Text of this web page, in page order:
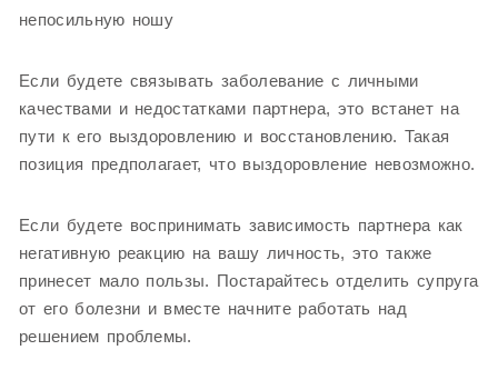
непосильную ношу
Если будете связывать заболевание с личными
качествами и недостатками партнера, это встанет на
пути к его выздоровлению и восстановлению. Такая
позиция предполагает, что выздоровление невозможно.
Если будете воспринимать зависимость партнера как
негативную реакцию на вашу личность, это также
принесет мало пользы. Постарайтесь отделить супруга
от его болезни и вместе начните работать над
решением проблемы.